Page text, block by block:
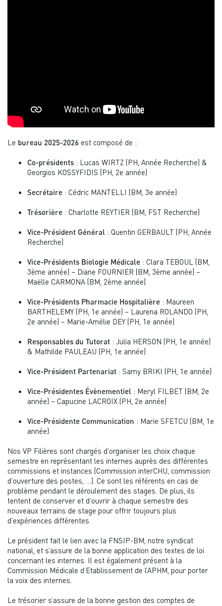
Le bureau 2025-2026 est composé de :
Co-présidents : Lucas WIRTZ (PH, Année Recherche) &
Georgios KOSSYFIDIS (PH, 2e année)
Secrétaire : Cédric MANTELLI (BM, 3e année)
Trésorière : Charlotte REYTIER (BM, FST Recherche)
Vice-Président Général : Quentin GERBAULT (PH, Année
Recherche)
Vice-Présidents Biologie Médicale : Clara TEBOUL (BM,
3ème année) – Diane FOURNIER (BM, 3ème année) –
Maëlle CARMONA (BM, 2ème année)
Vice-Présidents Pharmacie Hospitalière : Maureen
BARTHELEMY (PH, 1e année) – Laurena ROLANDO (PH,
2e année) – Marie-Amélie DEY (PH, 1e année)
Responsables du Tutorat : Julia HERSON (PH, 1e année)
& Mathilde PAULEAU (PH, 1e année)
Vice-Président Partenariat : Samy BRIKI (PH, 1e année)
Vice-Présidentes Évènementiel : Meryl FILBET (BM, 2e
année) – Capucine LACROIX (PH, 2e année)
Vice-Présidente Communication : Marie SFETCU (BM, 1e
année)
Nos VP Filières sont chargés d’organiser les choix chaque
semestre en représentant les internes auprès des différentes
commissions et instances (Commission interCHU, commission
d’ouverture des postes, …). Ce sont les référents en cas de
problème pendant le déroulement des stages. De plus, ils
tentent de conserver et d’ouvrir à chaque semestre des
nouveaux terrains de stage pour offrir toujours plus
d’expériences différentes.
Le président fait le lien avec la FNSIP-BM, notre syndicat
national, et s’assure de la bonne application des textes de loi
concernant les internes. Il est également présent à la
Commission Médicale d’Etablissement de l’APHM, pour porter
la voix des internes.
Le trésorier s’assure de la bonne gestion des comptes de